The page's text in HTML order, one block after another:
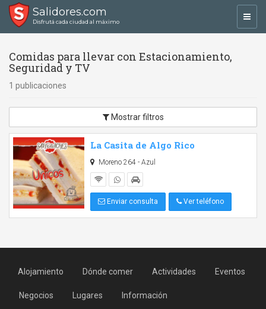
Salidores.com
Disfrutá cada ciudad al máximo
Comidas para llevar con Estacionamiento,
Seguridad y TV
1 publicaciones
Mostrar filtros
La Casita de Algo Rico
Moreno 264 - Azul
Enviar consulta Ver teléfono
Alojamiento Dónde comer Actividades Eventos
Negocios Lugares Información